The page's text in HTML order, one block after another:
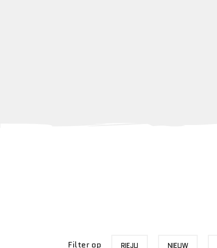
Filter op RIEJU NIEUW